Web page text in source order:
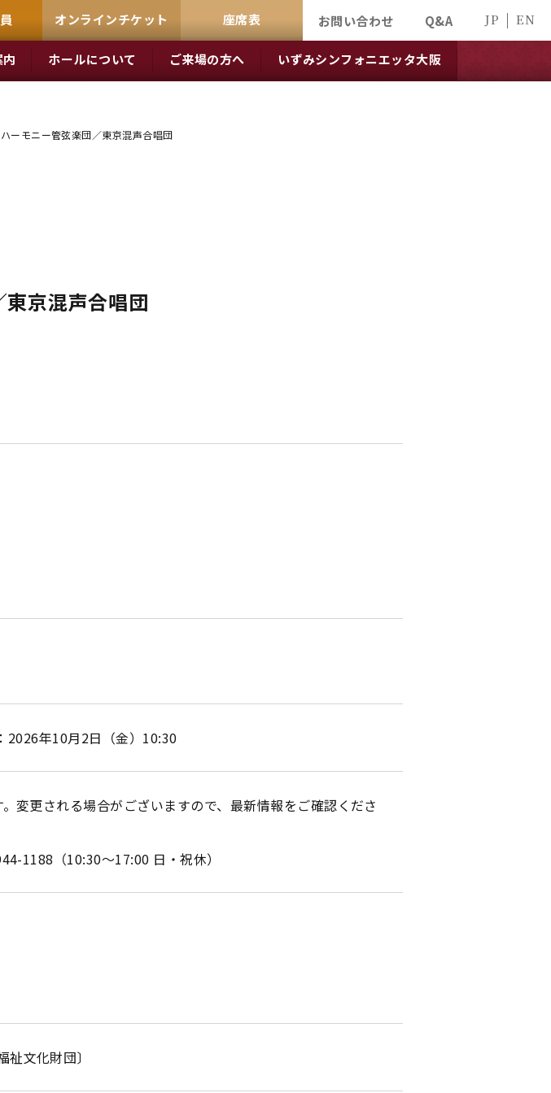
オンラインチケット 座席表 お問い合わせ Q&A JP EN
ホールについて ご来場の方へ いずみシンフォニエッタ大阪
ーモニー管弦楽団／東京混声合唱団
東京混声合唱団
2026年10月2日（金）10:30
変更される場合がございますので、最新情報をご確認くださ
1188（10:30～17:00 日・祝休）
文化財団〕